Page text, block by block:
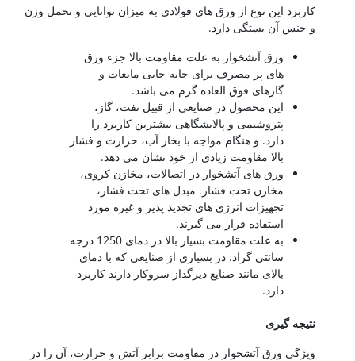
کاربرد این نوع از ورق های فولادی به میزان توانایی و تحمل وزن
و جنس آن بستگی دارد.
ورق آتشخوار به علت مقاومت بالا جزء ورق
های پر مصرف برای جابه جایی مایعات و
گازهای فوق العاده گرم می باشد.
این محصول در صنایعی از قبیل نفت، گاز،
پتروشیمی و پالایشگاهی بیشترین کاربرد را
دارد. و هنگام مواجه با بخار آب، حرارت و فشار
بالا مقاومت زیادی از خود نشان می دهد.
ورق های آتشخوار در اتصالات، مخازن کروی،
مخازن تحت فشار. مبدل های تحت فشار،
تجهیزات انرژی های تجدید پذیر و غیره مورد
استفاده قرار می گیرند.
به علت مقاومت بسیار بالا در دمای 1250 درجه
سانتی گراد. در بسیاری از صنایعی که با دمای
بالای مانند صنایع دیرگداز سروکار دارند کاربرد
دارد.
نتیجه گیری
ویژگی ورق آتشخوار در مقاومت برابر آتش و حرارت، آن را در